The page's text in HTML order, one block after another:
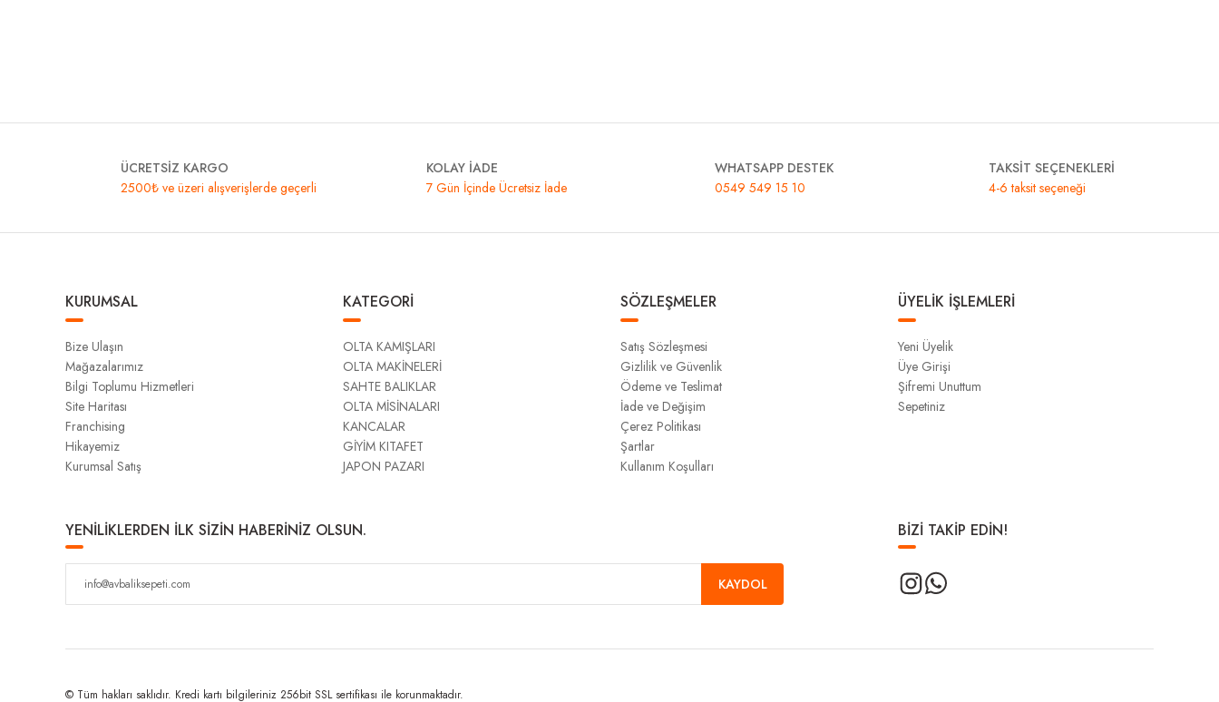
ÜCRETSİZ KARGO
2500₺ ve üzeri alışverişlerde geçerli
KOLAY İADE
7 Gün İçinde Ücretsiz İade
WHATSAPP DESTEK
0549 549 15 10
TAKSİT SEÇENEKLERİ
4-6 taksit seçeneği
KURUMSAL
Bize Ulaşın
Mağazalarımız
Bilgi Toplumu Hizmetleri
Site Haritası
Franchising
Hikayemiz
Kurumsal Satış
KATEGORİ
OLTA KAMIŞLARI
OLTA MAKİNELERİ
SAHTE BALIKLAR
OLTA MİSİNALARI
KANCALAR
GİYİM KITAFET
JAPON PAZARI
SÖZLEŞMELER
Satış Sözleşmesi
Gizlilik ve Güvenlik
Ödeme ve Teslimat
İade ve Değişim
Çerez Politikası
Şartlar
Kullanım Koşulları
ÜYELİK İŞLEMLERİ
Yeni Üyelik
Üye Girişi
Şifremi Unuttum
Sepetiniz
YENİLİKLERDEN İLK SİZİN HABERİNİZ OLSUN.
KAYDOL
BİZİ TAKİP EDİN!
© Tüm hakları saklıdır. Kredi kartı bilgileriniz 256bit SSL sertifikası ile korunmaktadır.